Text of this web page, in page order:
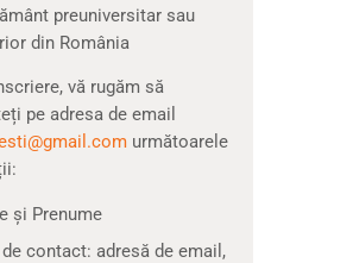
preuniversitar sau
din România
vă rugăm să
pe adresa de email
următoarele
și Prenume
contact: adresă de email,